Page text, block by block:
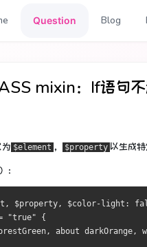
Question Blog
mixin：If语句
$element ， $property 以生成特
$property, $color-light:
"true" {
about darkOrange,